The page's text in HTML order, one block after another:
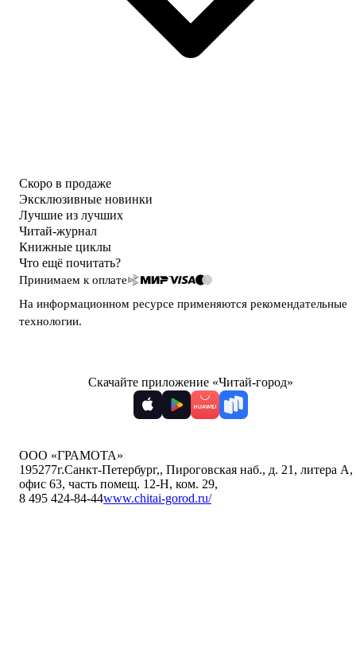
Скоро в продаже
Эксклюзивные новинки
Лучшие из лучших
Читай-журнал
Книжные циклы
Что ещё почитать?
Принимаем к оплате
На информационном ресурсе применяются рекомендательные
технологии.
Скачайте приложение «Читай-город»
ООО «ГРАМОТА»
195277г.Санкт-Петербург,, Пироговская наб., д. 21, литера А,
офис 63, часть помещ. 12-Н, ком. 29,
8 495 424-84-44www.chitai-gorod.ru/